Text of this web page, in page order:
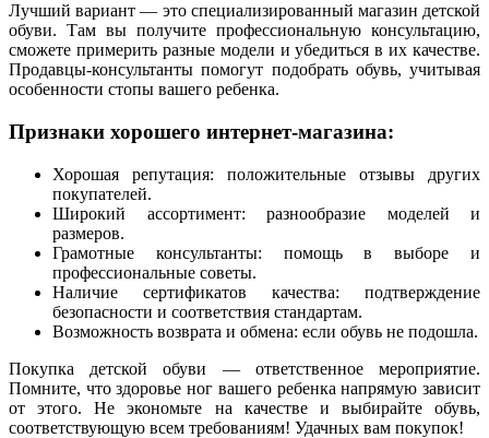
Лучший вариант — это специализированный магазин детской
обуви. Там вы получите профессиональную консультацию,
сможете примерить разные модели и убедиться в их качестве.
Продавцы-консультанты помогут подобрать обувь, учитывая
особенности стопы вашего ребенка.
Признаки хорошего интернет-магазина:
Хорошая репутация: положительные отзывы других
покупателей.
Широкий ассортимент: разнообразие моделей и
размеров.
Грамотные консультанты: помощь в выборе и
профессиональные советы.
Наличие сертификатов качества: подтверждение
безопасности и соответствия стандартам.
Возможность возврата и обмена: если обувь не подошла.
Покупка детской обуви — ответственное мероприятие.
Помните, что здоровье ног вашего ребенка напрямую зависит
от этого. Не экономьте на качестве и выбирайте обувь,
соответствующую всем требованиям! Удачных вам покупок!